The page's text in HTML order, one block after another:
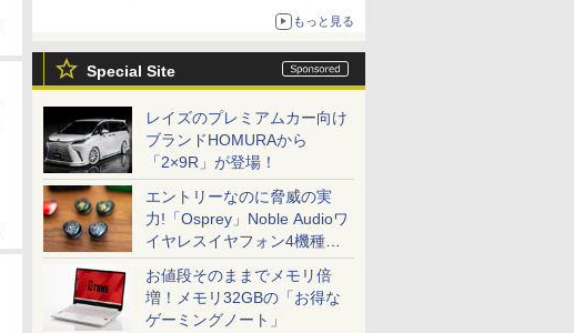
もっと見る
Special Site
レイズのプレミアムカー向け
ブランドHOMURAから
「2×9R」が登場！
エントリーなのに脅威の実
力!「Osprey」Noble Audioワ
イヤレスイヤフォン4機種を
一気に聴く
お値段そのままでメモリ倍
増！メモリ32GBの「お得な
ゲーミングノート」